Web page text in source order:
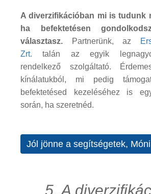
A diverzifikációban mi is tudunk
ha befektetésen
választasz. Partnerünk, az
Zrt. talán az egyik
rendelkező szolgáltató.
kínálatukból, mi pedig
befektetésed kezeléséhez is
során, ha szeretnéd.
Jól jönne a segítségetek,
5. A